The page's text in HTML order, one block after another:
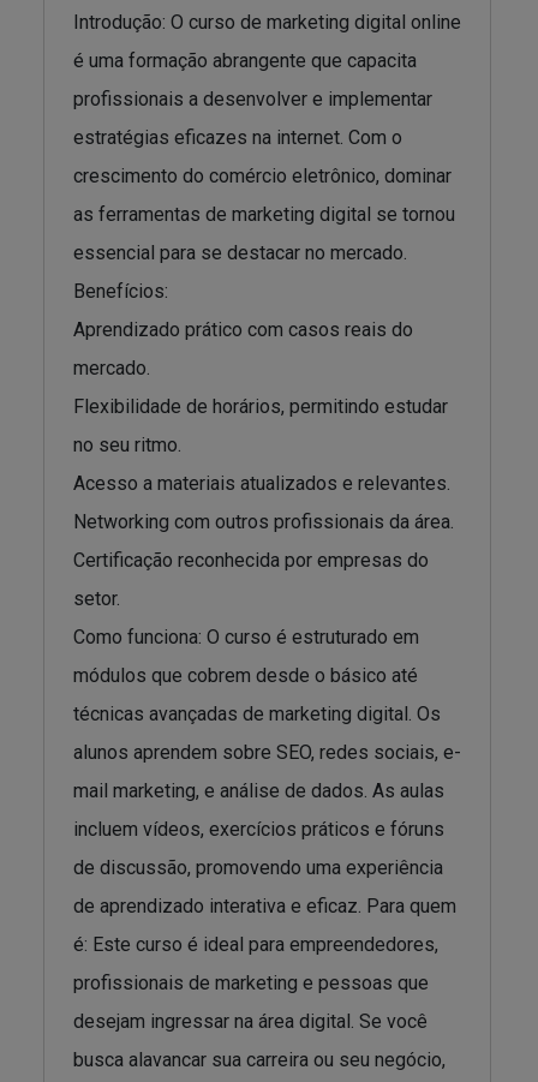
Introdução: O curso de marketing digital online
é uma formação abrangente que capacita
profissionais a desenvolver e implementar
estratégias eficazes na internet. Com o
crescimento do comércio eletrônico, dominar
as ferramentas de marketing digital se tornou
essencial para se destacar no mercado.
Benefícios:
Aprendizado prático com casos reais do
mercado.
Flexibilidade de horários, permitindo estudar
no seu ritmo.
Acesso a materiais atualizados e relevantes.
Networking com outros profissionais da área.
Certificação reconhecida por empresas do
setor.
Como funciona: O curso é estruturado em
módulos que cobrem desde o básico até
técnicas avançadas de marketing digital. Os
alunos aprendem sobre SEO, redes sociais, e-
mail marketing, e análise de dados. As aulas
incluem vídeos, exercícios práticos e fóruns
de discussão, promovendo uma experiência
de aprendizado interativa e eficaz. Para quem
é: Este curso é ideal para empreendedores,
profissionais de marketing e pessoas que
desejam ingressar na área digital. Se você
busca alavancar sua carreira ou seu negócio,